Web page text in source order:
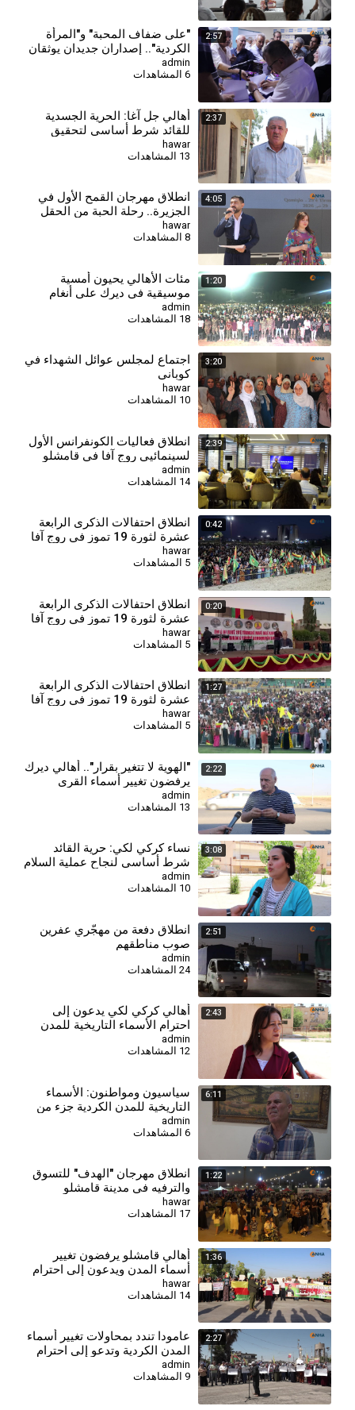
2:57
⁣"على ضفاف المحبة" و"المرأة
الكردية".. إصداران جديدان يوثقان
الهوية والذاكرة
admin
6 المشاهدات
2:37
أهالي جل آغا: الحرية الجسدية
للقائد شرط أساسي لتحقيق
السلام وحل القضية الكردية
hawar
13 المشاهدات
4:05
انطلاق مهرجان القمح الأول في
الجزيرة.. رحلة الحبة من الحقل
إلى المائدة
hawar
1:20
مئات الأهالي يحيون أمسية
موسيقية في ديرك على أنغام
الأغاني الكردية
admin
18 المشاهدات
3:20
اجتماع لمجلس عوائل الشهداء في
كوباني
hawar
10 المشاهدات
2:39
انطلاق فعاليات الكونفرانس الأول
لسينمائيي روج آفا في قامشلو
admin
14 المشاهدات
0:42
انطلاق احتفالات الذكرى الرابعة
عشرة لثورة 19 تموز في روج آفا
hawar
5 المشاهدات
0:20
انطلاق احتفالات الذكرى الرابعة
عشرة لثورة 19 تموز في روج آفا
hawar
5 المشاهدات
1:27
انطلاق احتفالات الذكرى الرابعة
عشرة لثورة 19 تموز في روج آفا
hawar
5 المشاهدات
2:22
"الهوية لا تتغير بقرار".. أهالي ديرك
يرفضون تغيير أسماء القرى
والمدن الكردية
admin
13 المشاهدات
3:08
⁣نساء كركي لكي: حرية القائد
شرط أساسي لنجاح عملية السلام
وحل القضية الكردية
admin
10 المشاهدات
2:51
انطلاق دفعة من مهجّري عفرين
صوب مناطقهم
admin
2:43
أهالي كركي لكي يدعون إلى
احترام الأسماء التاريخية للمدن
والقرى الكردية
admin
6:11
⁣سياسيون ومواطنون: الأسماء
التاريخية للمدن الكردية جزء من
هوية المنطقة
admin
1:22
انطلاق مهرجان "الهدف" للتسوق
والترفيه في مدينة قامشلو
hawar
17 المشاهدات
1:36
أهالي قامشلو يرفضون تغيير
أسماء المدن ويدعون إلى احترام
الهوية واللغة الكردية
hawar
14 المشاهدات
2:27
عامودا تندد بمحاولات تغيير أسماء
المدن الكردية وتدعو إلى احترام
الهوية واللغة
admin
9 المشاهدات